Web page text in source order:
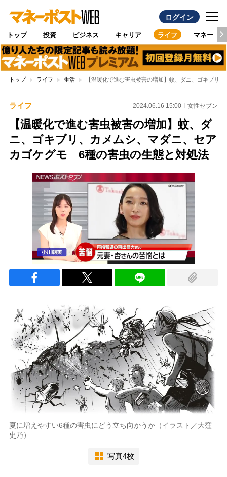
ログイン
トップ 投資 ビジネス キャリア ライフ マネー
トップ ライフ 生活 【温暖化で進む害虫被害の増加】蚊、ダニ、ゴキブリ
ライフ 2024.06.16 15:00 女性セブン
【温暖化で進む害虫被害の増加】蚊、ダ
ニ、ゴキブリ、カメムシ、マダニ、セア
カゴケグモ 6種の害虫の生態と対処法
夏に増えやすい6種の害虫にどう立ち向かうか（イラスト／大窪
史乃）
写真4枚